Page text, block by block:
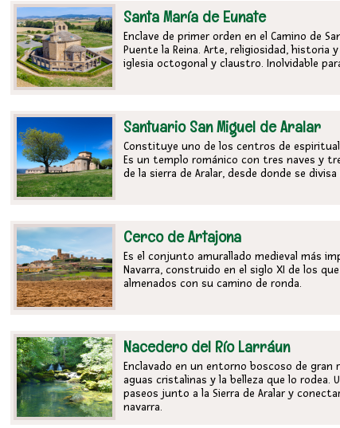
Santa María de Eunate
Enclave de primer orden en el Camino de
Puente la Reina. Arte, religiosidad, historia
iglesia octogonal y claustro. Inolvidable
Santuario San Miguel de Aralar
Constituye uno de los centros de
Es un templo románico con tres naves y
de la sierra de Aralar, desde donde se
Cerco de Artajona
Es el conjunto amurallado medieval más
Navarra, construido en el siglo XI de los
almenados con su camino de ronda.
Nacedero del Río Larráun
Enclavado en un entorno boscoso de gran
aguas cristalinas y la belleza que lo rodea.
paseos junto a la Sierra de Aralar y
navarra.